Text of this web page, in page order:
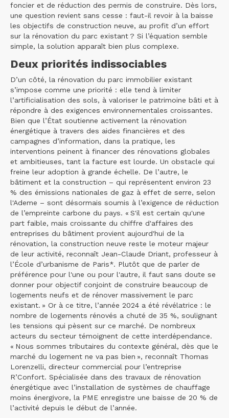
foncier et de réduction des permis de construire. Dès lors,
une question revient sans cesse : faut-il revoir à la baisse
les objectifs de construction neuve, au profit d’un effort
sur la rénovation du parc existant ? Si l’équation semble
simple, la solution apparaît bien plus complexe.
Deux priorités indissociables
D’un côté, la rénovation du parc immobilier existant
s’impose comme une priorité : elle tend à limiter
l’artificialisation des sols, à valoriser le patrimoine bâti et à
répondre à des exigences environnementales croissantes.
Bien que l’État soutienne activement la rénovation
énergétique à travers des aides financières et des
campagnes d’information, dans la pratique, les
interventions peinent à financer des rénovations globales
et ambitieuses, tant la facture est lourde. Un obstacle qui
freine leur adoption à grande échelle. De l’autre, le
bâtiment et la construction – qui représentent environ 23
% des émissions nationales de gaz à effet de serre, selon
l'Ademe – sont désormais soumis à l’exigence de réduction
de l’empreinte carbone du pays. « S'il est certain qu'une
part faible, mais croissante du chiffre d'affaires des
entreprises du bâtiment provient aujourd'hui de la
rénovation, la construction neuve reste le moteur majeur
de leur activité, reconnaît Jean-Claude Driant, professeur à
l’École d’urbanisme de Paris*. Plutôt que de parler de
préférence pour l'une ou pour l'autre, il faut sans doute se
donner pour objectif conjoint de construire beaucoup de
logements neufs et de rénover massivement le parc
existant. » Or à ce titre, l’année 2024 a été révélatrice : le
nombre de logements rénovés a chuté de 35 %, soulignant
les tensions qui pèsent sur ce marché. De nombreux
acteurs du secteur témoignent de cette interdépendance.
« Nous sommes tributaires du contexte général, dès que le
marché du logement ne va pas bien », reconnaît Thomas
Lorenzelli, directeur commercial pour l’entreprise
R’Confort. Spécialisée dans des travaux de rénovation
énergétique avec l’installation de systèmes de chauffage
moins énergivore, la PME enregistre une baisse de 20 % de
l’activité depuis le début de l’année.